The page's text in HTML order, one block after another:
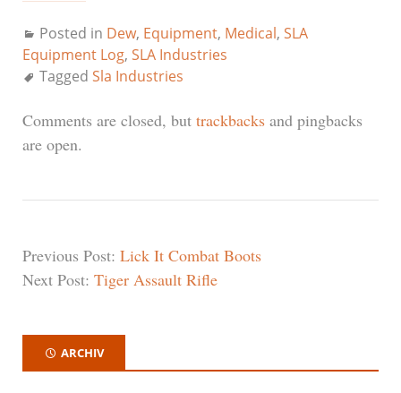
Posted in Dew, Equipment, Medical, SLA
Equipment Log, SLA Industries
Tagged Sla Industries
Comments are closed, but trackbacks and pingbacks
are open.
Previous Post: Lick It Combat Boots
Next Post: Tiger Assault Rifle
ARCHIV